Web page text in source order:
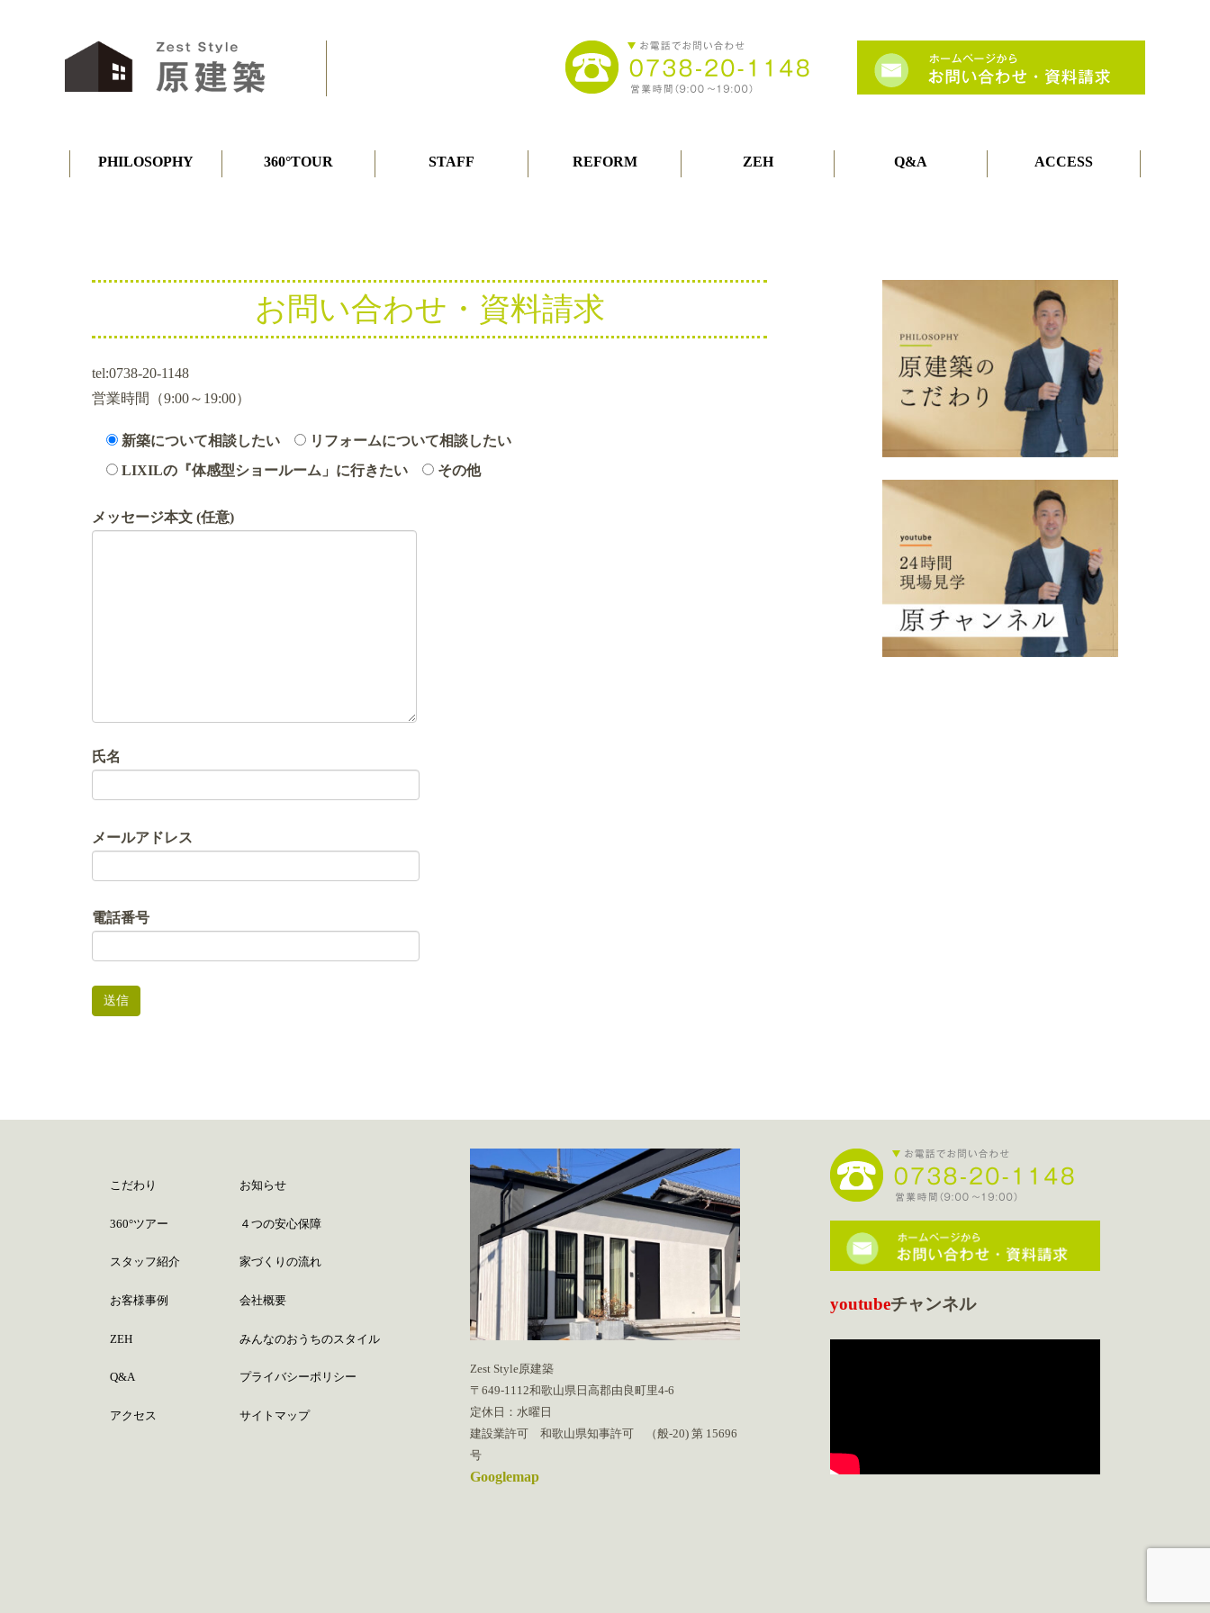
PHILOSOPHY 360°TOUR STAFF REFORM ZEH Q&A ACCESS
お問い合わせ・資料請求
tel:0738-20-1148
営業時間（9:00～19:00）
新築について相談したい
リフォームについて相談したい
LIXILの『体感型ショールーム」に行きたい
その他
メッセージ本文 (任意)
氏名
メールアドレス
電話番号
こだわり
360°ツアー
スタッフ紹介
お客様事例
ZEH
Q&A
アクセス
お知らせ
４つの安心保障
家づくりの流れ
会社概要
みんなのおうちのスタイル
プライバシーポリシー
サイトマップ
Zest Style原建築
〒649-1112和歌山県日高郡由良町里4-6
定休日：水曜日
建設業許可 和歌山県知事許可 （般-20) 第 15696
号
Googlemap
youtubeチャンネル